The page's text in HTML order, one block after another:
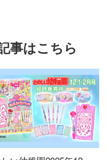
事はこちら